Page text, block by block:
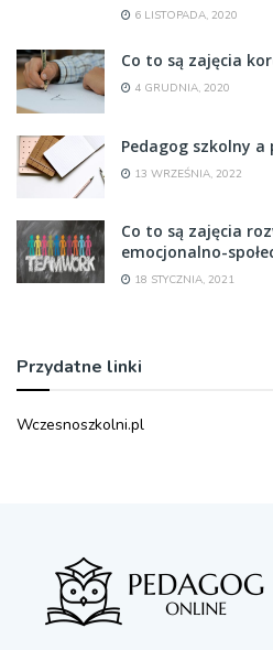
6 LISTOPADA, 2020
Co to są zajęcia
4 GRUDNIA, 2020
Pedagog szkolny a
13 WRZEŚNIA, 2022
Co to są zajęcia
emocjonalno-
18 STYCZNIA, 2021
Przydatne linki
Wczesnoszkolni.pl